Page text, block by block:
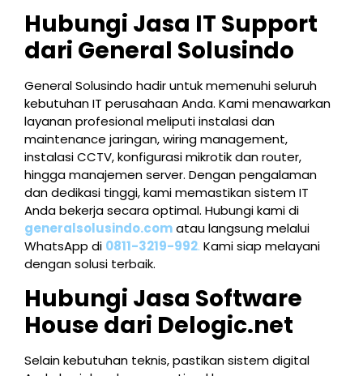
Hubungi Jasa IT Support
dari General Solusindo
General Solusindo hadir untuk memenuhi seluruh
kebutuhan IT perusahaan Anda. Kami menawarkan
layanan profesional meliputi instalasi dan
maintenance jaringan, wiring management,
instalasi CCTV, konfigurasi mikrotik dan router,
hingga manajemen server. Dengan pengalaman
dan dedikasi tinggi, kami memastikan sistem IT
Anda bekerja secara optimal. Hubungi kami di
generalsolusindo.comatau langsung melalui
WhatsApp di 0811-3219-992. Kami siap melayani
dengan solusi terbaik.
Hubungi Jasa Software
House dari Delogic.net
Selain kebutuhan teknis, pastikan sistem digital